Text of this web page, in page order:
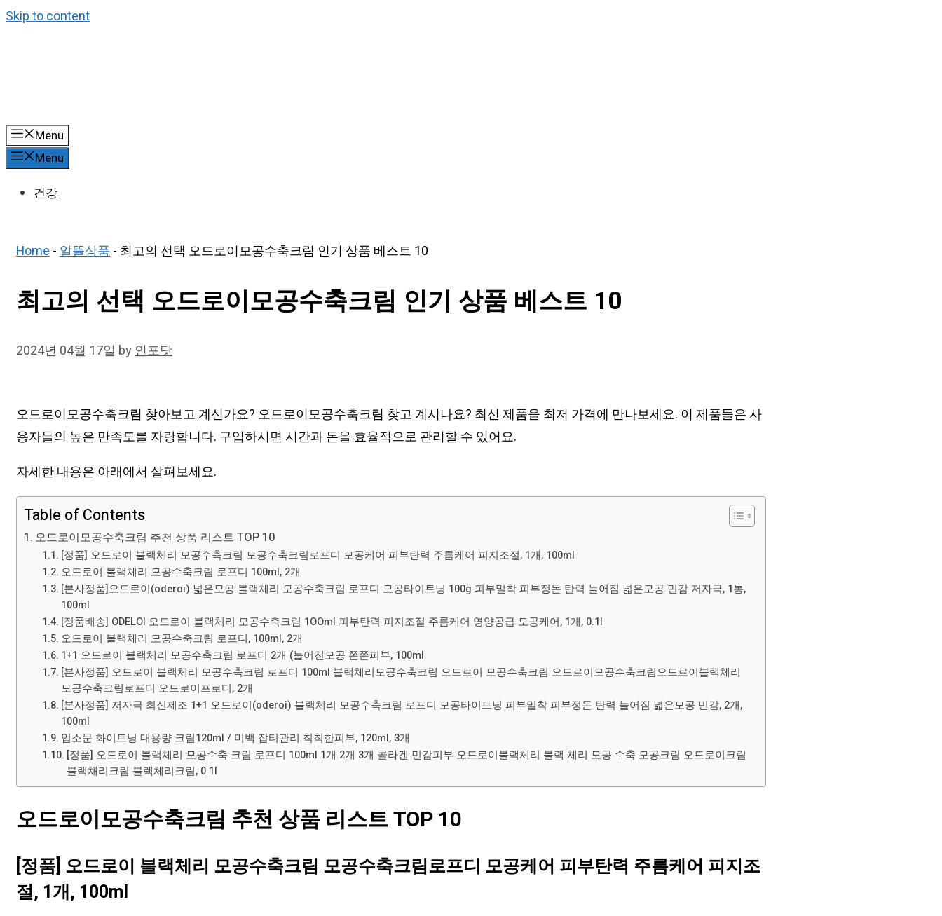
Skip to content
Menu
Menu
건강
Home-알뜰상품- 최고의 선택 오드로이모공수축크림 인기 상품 베스트 10
최고의 선택 오드로이모공수축크림 인기 상품 베스트 10
2024년 04월 17일 by인포닷
오드로이모공수축크림 찾아보고 계신가요? 오드로이모공수축크림 찾고 계시나요? 최신 제품을 최저 가격에 만나보세요. 이 제품들은 사
용자들의 높은 만족도를 자랑합니다. 구입하시면 시간과 돈을 효율적으로 관리할 수 있어요.
자세한 내용은 아래에서 살펴보세요.
Table of Contents
오드로이모공수축크림 추천 상품 리스트 TOP 10
[정품] 오드로이 블랙체리 모공수축크림 모공수축크림로프디 모공케어 피부탄력 주름케어 피지조절, 1개, 100ml
오드로이 블랙체리 모공수축크림 로프디 100ml, 2개
[본사정품]오드로이(oderoi) 넓은모공 블랙체리 모공수축크림 로프디 모공타이트닝 100g 피부밀착 피부정돈 탄력 늘어짐 넓은모공 민감 저자극, 1통,
100ml
[정품배송] ODELOI 오드로이 블랙체리 모공수축크림 1OOml 피부탄력 피지조절 주름케어 영양공급 모공케어, 1개, 0.1l
오드로이 블랙체리 모공수축크림 로프디, 100ml, 2개
1+1 오드로이 블랙체리 모공수축크림 로프디 2개 (늘어진모공 쫀쫀피부, 100ml
[본사정품] 오드로이 블랙체리 모공수축크림 로프디 100ml 블랙체리모공수축크림 오드로이 모공수축크림 오드로이모공수축크림오드로이블랙체리
모공수축크림로프디 오드로이프로디, 2개
[본사정품] 저자극 최신제조 1+1 오드로이(oderoi) 블랙체리 모공수축크림 로프디 모공타이트닝 피부밀착 피부정돈 탄력 늘어짐 넓은모공 민감, 2개,
100ml
입소문 화이트닝 대용량 크림120ml / 미백 잡티관리 칙칙한피부, 120ml, 3개
[정품] 오드로이 블랙체리 모공수축 크림 로프디 100ml 1개 2개 3개 콜라겐 민감피부 오드로이블랙체리 블랙 체리 모공 수축 모공크림 오드로이크림
블랙채리크림 블렉체리크림, 0.1l
오드로이모공수축크림 추천 상품 리스트 TOP 10
[정품] 오드로이 블랙체리 모공수축크림 모공수축크림로프디 모공케어 피부탄력 주름케어 피지조
절, 1개, 100ml